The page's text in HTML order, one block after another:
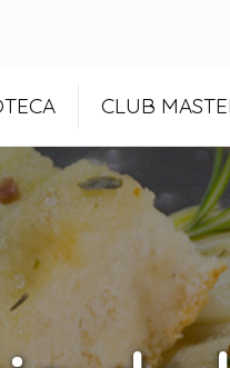
CLUB